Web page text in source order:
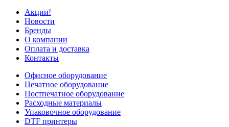
Акции!
Новости
Бренды
О компании
Оплата и доставка
Контакты
Офисное оборудование
Печатное оборудование
Постпечатное оборудование
Расходные материалы
Упаковочное оборудование
DTF принтеры